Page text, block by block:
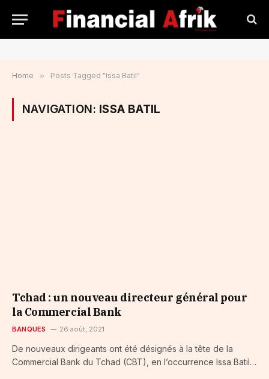
Home » Posts Tagged "Issa Batil"
NAVIGATION: ISSA BATIL
Tchad : un nouveau directeur général pour
la Commercial Bank
BANQUES 26 août, 2021
De nouveaux dirigeants ont été désignés à la tête de la
Commercial Bank du Tchad (CBT), en l’occurrence Issa Batil…